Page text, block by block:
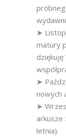
➤
matury
➤
nowych
➤
arkusze
letnia).